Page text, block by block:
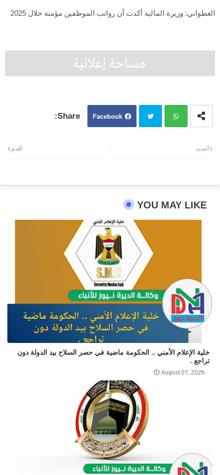
العطواني: وزيرة المالية أكدت أن رواتب الموظفين مؤمنة خلال 2025
Facebook
أحدث أقدم
YOU MAY LIKE
خلية الإعلام الأمني .. الحكومة ماضية في حصر السلاح بيد الدولة دون
تراجع .
August 07, 2026